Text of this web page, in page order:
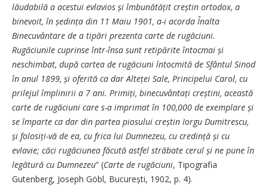
lăudabilă a acestui evlavios și îmbunătățit creștin ortodox, a
binevoit, în ședința din 11 Maiu 1901, a-i acorda Înalta
Binecuvântare de a tipări prezenta carte de rugăciuni.
Rugăciunile cuprinse într-însa sunt retipărite întocmai și
neschimbat, după cartea de rugăciuni întocmită de Sfântul Sinod
în anul 1899, și oferită ca dar Alteței Sale, Principelui Carol, cu
prilejul împlinirii a 7 ani. Primiți, binecu­vân­tați creștini, această
carte de ru­gă­ciuni care s-a imprimat în 100,000 de exemplare și
se împarte ca dar din partea piosului creștin Iorgu Dumitrescu,
și folo­siți-vă de ea, cu frica lui Dumne­zeu, cu credință și cu
evlavie; căci rugăciunea făcută astfel străbate cerul și ne pune în
legătură cu Dumnezeu” (Carte de rugăciuni, Tipografia
Gutenberg, Joseph Göbl, București, 1902, p. 4).